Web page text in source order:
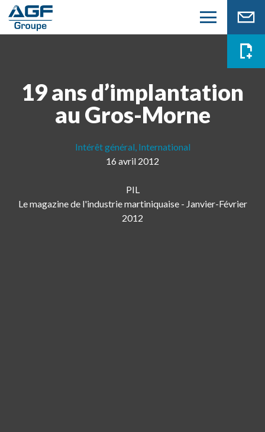
19 ans d’implantation
au Gros-Morne
Intérêt général, International
16 avril 2012
PIL
Le magazine de l'industrie martiniquaise - Janvier-Février
2012